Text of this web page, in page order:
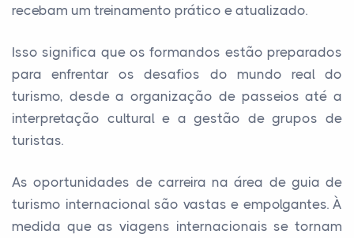
recebam um treinamento prático e atualizado.
Isso significa que os formandos estão preparados
para enfrentar os desafios do mundo real do
turismo, desde a organização de passeios até a
interpretação cultural e a gestão de grupos de
turistas.
As oportunidades de carreira na área de guia de
turismo internacional são vastas e empolgantes. À
medida que as viagens internacionais se tornam